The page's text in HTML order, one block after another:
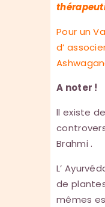
Pour un
d’
A noter !
ll existe
Brahmi .
L’
de
mêmes